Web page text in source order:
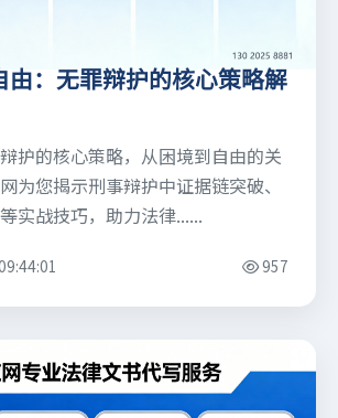
由：无罪辩护的核心策略解
护的核心策略，从困境到自由的关
为您揭示刑事辩护中证据链突破、
实战技巧，助力法律......
957